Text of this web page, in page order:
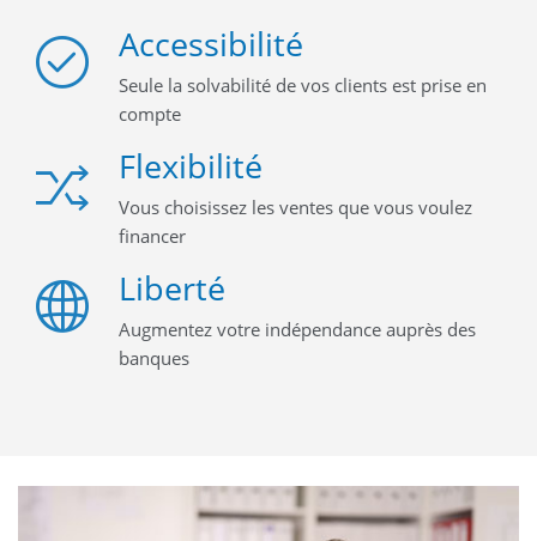
Accessibilité
Seule la solvabilité de vos clients est prise en
compte
Flexibilité
Vous choisissez les ventes que vous voulez
financer
Liberté
Augmentez votre indépendance auprès des
banques